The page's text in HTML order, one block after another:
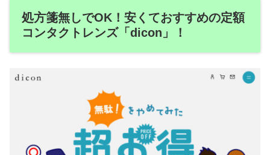
処方箋無しでOK！安くておすすめの定額
コンタクトレンズ「dicon」！